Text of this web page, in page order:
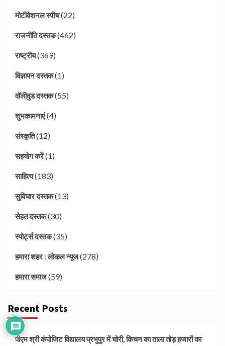
मोटीवेशनल स्पीच(22)
राजनीति दस्तक(462)
राष्ट्रीय(369)
विज्ञापन दस्तक(1)
वॉलीवुड दस्तक(55)
शुभकामनाएं(4)
संस्कृति(12)
सहयोग करें(1)
साहित्य(183)
सुविचार दस्तक(13)
सेहत दस्तक(30)
स्पोर्ट्स दस्तक(35)
हमारा शहर : लोकल न्यूज(278)
हमारा समाज(59)
Recent Posts
पीएम श्री कंपोजिट विद्यालय प्रभुपुर में चोरी, किचन का ताला तोड़ हजारों का